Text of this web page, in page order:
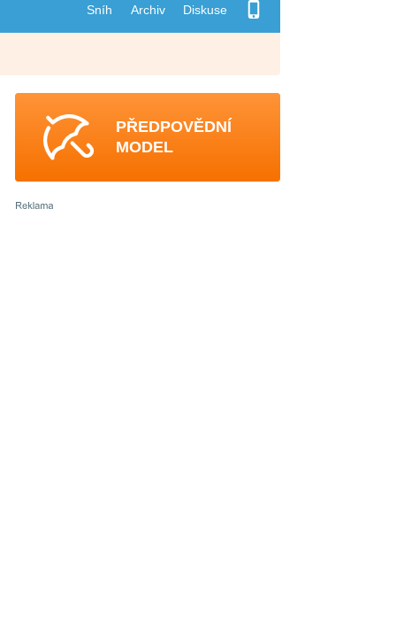
Sníh Archiv Diskuse
PŘEDPOVĚDNÍ
MODEL